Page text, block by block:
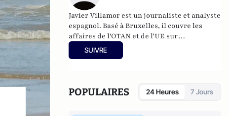
Javier Villamor est un journaliste et analyste
espagnol. Basé à Bruxelles, il couvre les
affaires de l'OTAN et de l'UE sur
europeanconservative.com
17 ans d'expérience dans les domaines de la
que consultant et fournit des informations
stratégiques sur les affaires mondiales et
SUIVRE
POPULAIRES 24 Heures 7 Jours